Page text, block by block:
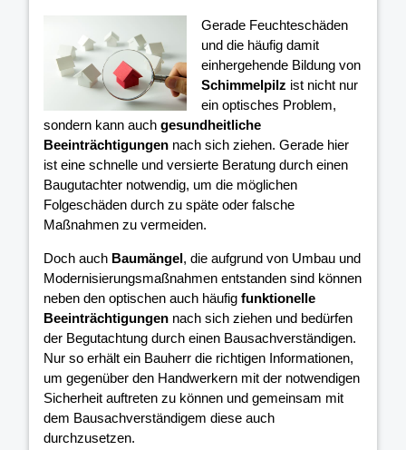
Gerade Feuchteschäden
und die häufig damit
einhergehende Bildung von
Schimmelpilz ist nicht nur
ein optisches Problem,
sondern kann auch gesundheitliche
Beeinträchtigungen nach sich ziehen. Gerade hier
ist eine schnelle und versierte Beratung durch einen
Baugutachter notwendig, um die möglichen
Folgeschäden durch zu späte oder falsche
Maßnahmen zu vermeiden.
Doch auch Baumängel, die aufgrund von Umbau und
Modernisierungsmaßnahmen entstanden sind können
neben den optischen auch häufig funktionelle
Beeinträchtigungen nach sich ziehen und bedürfen
der Begutachtung durch einen Bausachverständigen.
Nur so erhält ein Bauherr die richtigen Informationen,
um gegenüber den Handwerkern mit der notwendigen
Sicherheit auftreten zu können und gemeinsam mit
dem Bausachverständigem diese auch
durchzusetzen.